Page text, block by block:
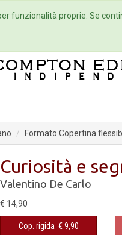
Eventi
Formato Copertina
Curiosità e
Valentino De Carlo
€ 14,90
Cop. rigida € 9,90
funzionalità proprie. Se